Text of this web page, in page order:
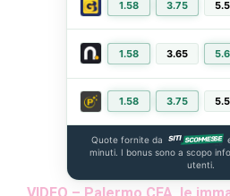
1.58 3.75
1.58 3.65
1.58 3.75
Quote fornite da
minuti. I bonus sono a scopo
utenti.